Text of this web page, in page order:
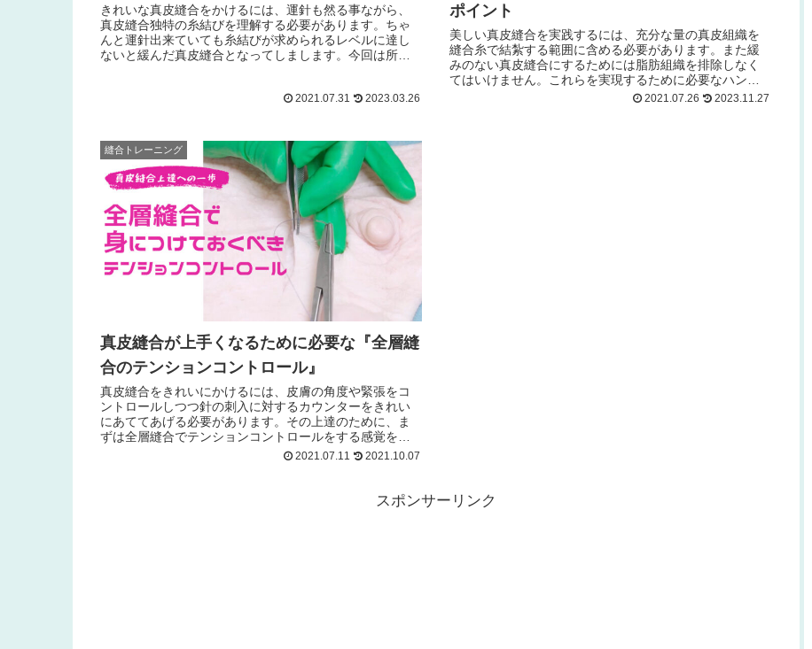
きれいな真皮縫合をかけるには、運針も然る事ながら、
真皮縫合独特の糸結びを理解する必要があります。ちゃ
んと運針出来ていても糸結びが求められるレベルに達し
ないと緩んだ真皮縫合となってしまします。今回は所長
2021.07.31 2023.03.26
ポイント
美しい真皮縫合を実践するには、充分な量の真皮組織を
縫合糸で結紮する範囲に含める必要があります。また緩
みのない真皮縫合にするためには脂肪組織を排除しなく
てはいけません。これらを実現するために必要なハンド
リングとテンションコントロールについて解説します。
2021.07.26 2023.11.27
縫合トレーニング
真皮縫合が上手くなるために必要な『全層縫
合のテンションコントロール』
真皮縫合をきれいにかけるには、皮膚の角度や緊張をコ
ントロールしつつ針の刺入に対するカウンターをきれい
にあててあげる必要があります。その上達のために、ま
ずは全層縫合でテンションコントロールをする感覚を身
につけておきましょう。今回は全層縫合で意識しておく
2021.07.11 2021.10.07
スポンサーリンク